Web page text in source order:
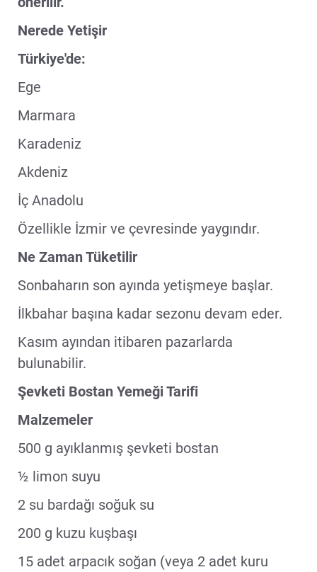
Nerede Yetişir
Türkiye'de:
Ege
Marmara
Karadeniz
Akdeniz
İç Anadolu
Özellikle İzmir ve çevresinde yaygındır.
Ne Zaman Tüketilir
Sonbaharın son ayında yetişmeye başlar.
İlkbahar başına kadar sezonu devam eder.
Kasım ayından itibaren pazarlarda
bulunabilir.
Şevketi Bostan Yemeği Tarifi
Malzemeler
500 g ayıklanmış şevketi bostan
½ limon suyu
2 su bardağı soğuk su
200 g kuzu kuşbaşı
15 adet arpacık soğan (veya 2 adet kuru